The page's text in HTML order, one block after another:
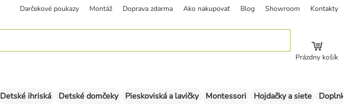
Darčekové poukazy Montáž Doprava zdarma Ako nakupovať Blog Showroom Kontakty
Prázdny košík
Detské ihriská Detské domčeky Pieskoviská a lavičky Montessori Hojdačky a siete Doplnky